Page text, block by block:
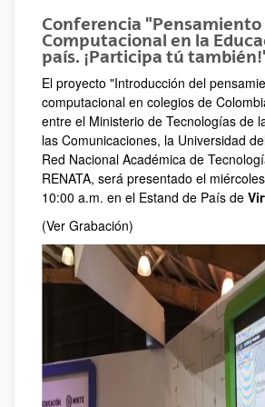
Conferencia "Pensamiento
Computacional en la
país. ¡Participa tú
El proyecto "Introducción del
computacional en colegios de
entre el Ministerio de Tecnologías de
las Comunicaciones, la Universidad
Red Nacional Académica de
RENATA, será presentado el
10:00 a.m. en el Estand de País de
(Ver Grabación)